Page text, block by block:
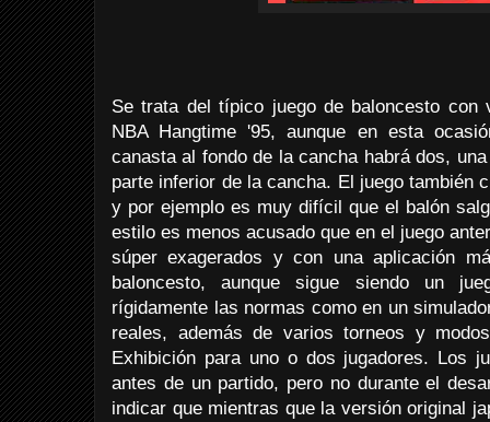
Se trata del típico juego de baloncesto
NBA Hangtime '95, aunque en esta
canasta al fondo de la cancha habrá dos,
parte inferior de la cancha. El juego también
y por ejemplo es muy difícil que el balón
estilo es menos acusado que en el juego
súper exagerados y con una aplicación
baloncesto, aunque sigue siendo un
rígidamente las normas como en un
reales, además de varios torneos y
Exhibición para uno o dos jugadores. Los
antes de un partido, pero no durante el
indicar que mientras que la versión original